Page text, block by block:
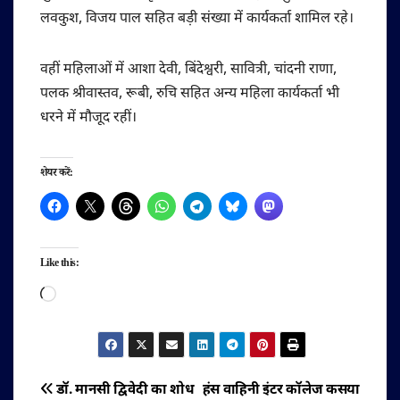
लवकुश, विजय पाल सहित बड़ी संख्या में कार्यकर्ता शामिल रहे।
वहीं महिलाओं में आशा देवी, बिंदेश्वरी, सावित्री, चांदनी राणा,
पलक श्रीवास्तव, रूबी, रुचि सहित अन्य महिला कार्यकर्ता भी
धरने में मौजूद रहीं।
शेयर करें:
Like this:
Loading…
हंस वाहिनी इंटर कॉलेज कसया
डॉ. मानसी द्विवेदी का शोध